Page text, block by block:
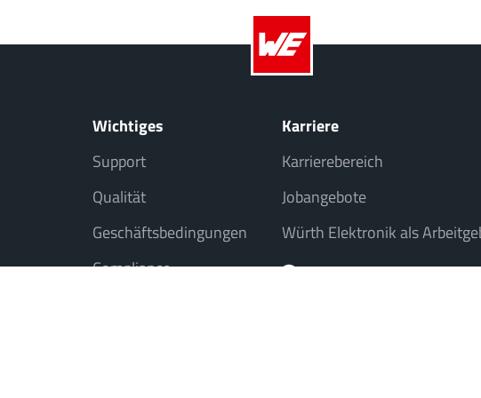
Wichtiges
Support
Qualität
Geschäftsbedingungen
Compliance
Karriere
Karrierebereich
Jobangebote
Würth Elektronik als